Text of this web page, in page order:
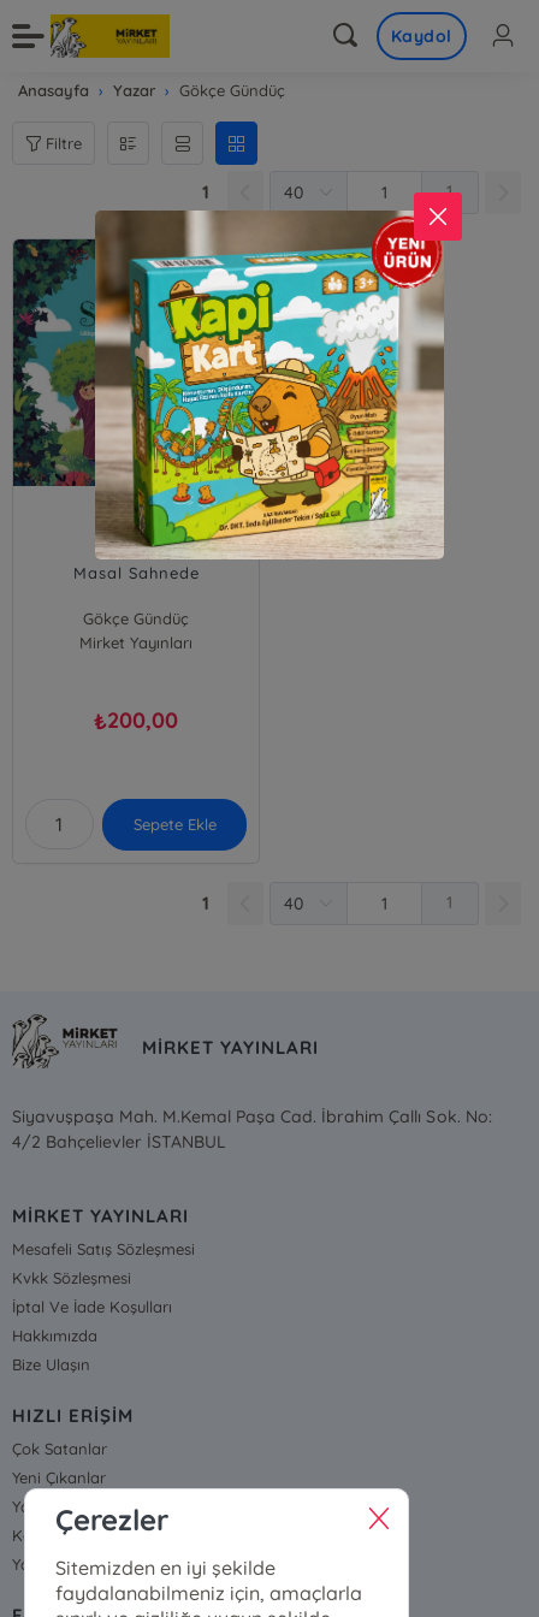
Kaydol
Anasayfa Yazar Gökçe Gündüç
Filtre
1 1
Masal Sahnede
Gökçe Gündüç
Mirket Yayınları
₺200,00
Sepete Ekle
1 1
MİRKET YAYINLARI
Siyavuşpaşa Mah. M.Kemal Paşa Cad. İbrahim Çallı Sok. No:
4/2 Bahçelievler İSTANBUL
MİRKET YAYINLARI
Mesafeli Satış Sözleşmesi
Kvkk Sözleşmesi
İptal Ve İade Koşulları
Hakkımızda
Bize Ulaşın
HIZLI ERİŞİM
Çok Satanlar
Yeni Çıkanlar
Yayınevleri
Kategoriler
Yazarlarımız ve Çizerlerimiz
Çerezler
Sitemizden en iyi şekilde
faydalanabilmeniz için, amaçlarla